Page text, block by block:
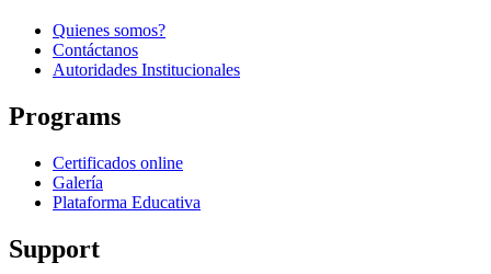
Quienes somos?
Contáctanos
Autoridades Institucionales
Programs
Certificados online
Galería
Plataforma Educativa
Support